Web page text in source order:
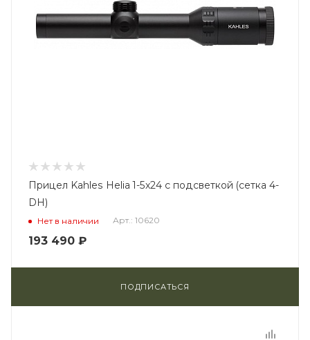
Прицел Kahles Helia 1-5x24 с подсветкой (сетка 4-
DH)
Нет в наличии Арт.: 10620
193 490 ₽
ПОДПИСАТЬСЯ